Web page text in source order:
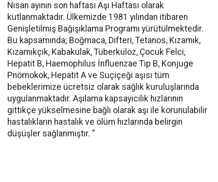
Nisan ayının son haftası Aşı Haftası olarak
kutlanmaktadır. Ülkemizde 1981 yılından itibaren
Genişletilmiş Bağışıklama Programı yürütülmektedir.
Bu kapsamında; Boğmaca, Difteri, Tetanos, Kızamık,
Kızamıkçık, Kabakulak, Tüberküloz, Çocuk Felci,
Hepatit B, Haemophilus İnfluenzae Tip B, Konjuge
Pnömokok, Hepatit A ve Suçiçeği aşısı tüm
bebeklerimize ücretsiz olarak sağlık kuruluşlarında
uygulanmaktadır. Aşılama kapsayıcılık hızlarının
gittikçe yükselmesine bağlı olarak aşı ile korunulabilir
hastalıkların hastalık ve ölüm hızlarında belirgin
düşüşler sağlanmıştır. “